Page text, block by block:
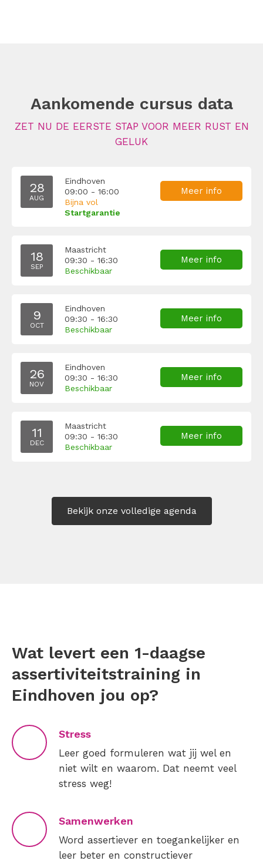
Aankomende cursus data
ZET NU DE EERSTE STAP VOOR MEER RUST EN
GELUK
28
AUG
Eindhoven
09:00 - 16:00
Bijna vol
Startgarantie
Meer info
18
SEP
Maastricht
09:30 - 16:30
Beschikbaar
Meer info
9
OCT
Eindhoven
09:30 - 16:30
Beschikbaar
Meer info
26
NOV
Eindhoven
09:30 - 16:30
Beschikbaar
Meer info
11
DEC
Maastricht
09:30 - 16:30
Beschikbaar
Meer info
Bekijk onze volledige agenda
Wat levert een 1-daagse
assertiviteitstraining in
Eindhoven jou op?
Stress
Leer goed formuleren wat jij wel en
niet wilt en waarom. Dat neemt veel
stress weg!
Samenwerken
Word assertiever en toegankelijker en
leer beter en constructiever